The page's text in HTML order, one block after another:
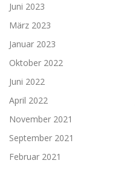
Juni 2023
März 2023
Januar 2023
Oktober 2022
Juni 2022
April 2022
November 2021
September 2021
Februar 2021